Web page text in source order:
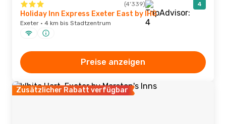
(4'339) 4
Holiday Inn Express Exeter East by IHG
Exeter · 4 km bis Stadtzentrum
Preise anzeigen
Zusätzlicher Rabatt verfügbar